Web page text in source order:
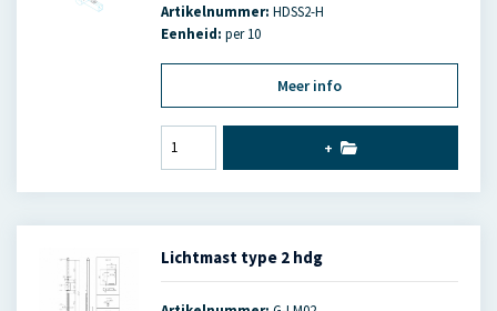
Artikelnummer: HDSS2-H
Eenheid: per 10
Meer info
+
Lichtmast type 2 hdg